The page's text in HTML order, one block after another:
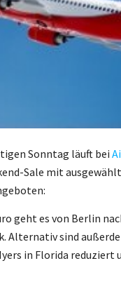
Sonntag läuft bei
Sale mit
geht es von Berlin
Alternativ sind
in Florida reduziert